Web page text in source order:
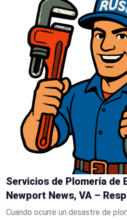
Servicios de Plomería de
Newport News, VA –
Cuando ocurre un desastre de